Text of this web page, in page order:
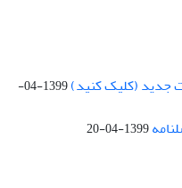
جدید (کلیک کنید)
1399-04-
1399-04-20